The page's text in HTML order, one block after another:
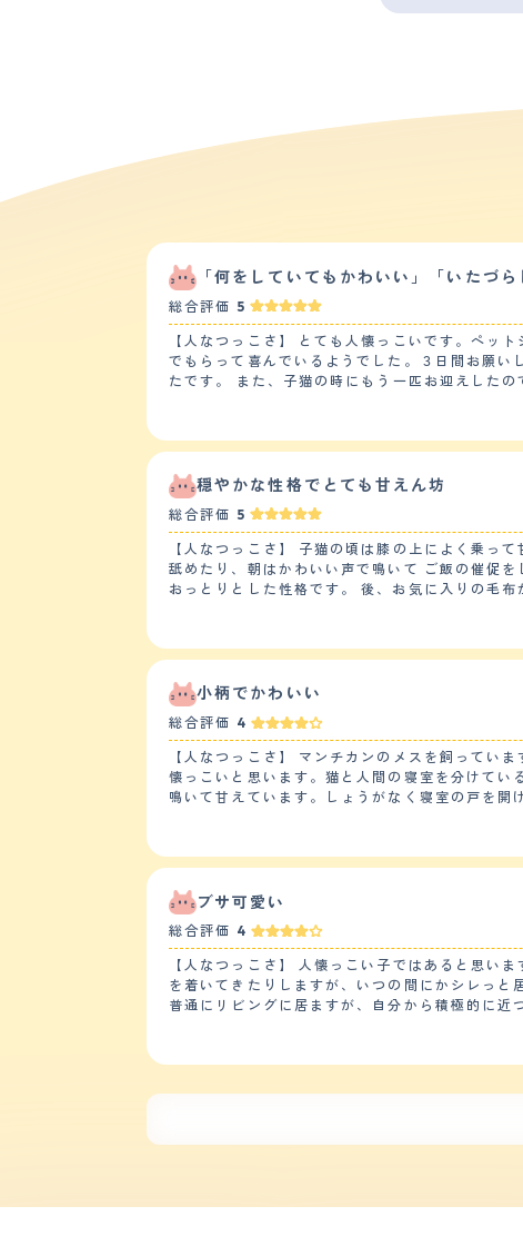
「何をしていてもかわいい」「いたづら
総合評価 5
【人なつっこさ】 とても人懐っこいです。ペッ
でもらって喜んでいるようでした。３日間お願い
たです。 また、子猫の時にもう一匹お迎えしたのですが、最初１週間ほどはストレスがあったようですが、その後はお互いグルーミングをして仲良く出来たので安
に残ったお皿の方に向かい食べています。とて
たりした時は危ないので「危ないよ?」と言った
す。 【お手入れ】 毛の長さは短毛です。質感はふわふわしている方だと思います。 猫なので、シャンプーは１年に２、３回程度、ブラッシングは１週間に一回ほ
どでもからまることはありません。 猫なのでカットはしてません。 今のところ健康に問題はなさそうです。たまに便に血が混じることがあり動物病院に行きます
が、いつも特に心配ないとのことで、数日後に
ん。 【鳴き声】 ほとんど鳴くことはありませんが、ご飯の時間になったら夕方５時頃には、はっきり「ごはん」「ごはーん」と言って甘噛みしてきます。最初きい
た時はうそ？本当に言ってる？と思いますが、にゃ。と鳴くことは一切なく「ご
です、 茶色の男の子はとくに優しいとよく言われているように、そのまま優しい子です。 お迎えの時はまだまだ小さかったので、寝ている時に「息しているの
穏やかな性格でとても甘えん坊
総合評価 5
【人なつっこさ】 子猫の頃は膝の上によく乗って甘えに来てくれました 今は大分落ち着いてきましたが 甘え
舐めたり、朝はかわいい声で鳴いて ご飯の催促をしたりととてもかわいいです 下の子2匹の男の子とも 仲が良く 女の子なので自分からは食ってかかることもなく
おっとりとした性格です。 後、お気に入りの毛布があるのですが それによくふみふみしていてそれもとてもかわいいです。 最近よく喋るようになりました 【落ち
りしつけは必要ありませんでした トイレは2日程度で覚えてくれましたし、 来たときから我が家でくつろいでいました 猫なので基本的には散歩しませんが マンチ
ても滑らかです シャンプーの頻度は1週間に1回程度です その変わりブラッシングをこまめにしております 抜け毛は換毛期になると結構溜まります ブラッシングす
るだけで絡みつく毛が2、3本あります カットは正直なところしておりません 幸いうちの子は大きな病気もなく健康に過ごしております ただお腹を壊しやすく軟便
になるときが ときどきあります。 慢性的なものではないので安心ですが たまにかかりつけの獣医さんにはお世話になってます 【鳴き声】 細くもなく太くもない ち
ょうどいい感じの女の子らしい鳴き声です もう成猫なので子猫のようにしょっちゅうは鳴きません 必要な時だけ鳴きます でも可愛く話しかけてきます 最近しゃべ
ることを覚えたのか、わたしが 言う事を理解しているようです 【総評】 うちの子はマンチカンです マンチカンの良いところは賢くて甘えん坊なところです わたし
が出かけようとすると出かけないでと言わんばかりにそわそわしだすところがかわいい
小柄でかわいい
総合評価 4
【人なつっこさ】 マンチカンのメスを飼ってい
懐っこいと思います。猫と人間の寝室を分けて
鳴いて甘えています。しょうがなく寝室の戸を開
ゃで遊ぶことを催促されます。 【しつけやすさ】 他の種類の猫とも喧嘩をすることなく仲良く生活しています。トイレや食事のしつけも簡単で、他の猫はお腹がす
ます。 【お手入れ】 毛の長さにもよるとは思いますが、うちの猫は短毛のマンチカンなのでお手入れは簡単です。お風呂は暖かい季節に年1回入れています。その
他は濡らしたタオルで全身を拭いてあげる事を月
毛のお手入れをしているので、あまり飼い主が
【鳴き声】 メスで身体が小さい（4キロ位）の
何かを伝えたいときは、鳴くというよりすり寄ってきて物事を伝える方法を取りたが
見つけてから、毛の白い部分が多い猫を探してい
事だと感じています。初めての猫の飼育でした
ブサ可愛い
総合評価 4
【人なつっこさ】 人懐っこい子ではあると思い
を着いてきたりしますが、いつの間にかシレっと
普通にリビングに居ますが、自分から積極的に
【落ち着き】 そんなに走り回ったり、夜中の運
変えても、ちゃんとしていたので、その辺は大
だけでなく、お腹を床に擦ってお腹の毛が抜け
す。 【鳴き声】 うちの子は普段はそれ程鳴かないですし、鳴いても声は小さめ〜普通と言ったところで、割と静かです。 ニャーニャー騒ぐというのは、本土見た
だ子猫でしたがそこそこに大きく、目尻の下がった情けない表